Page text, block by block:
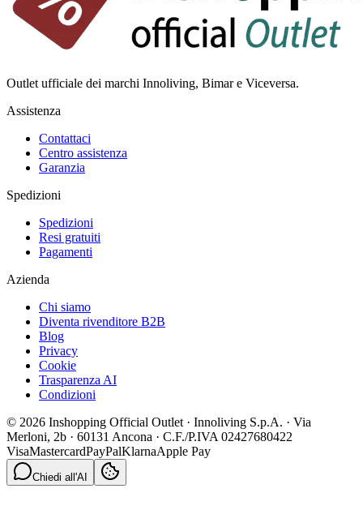
Outlet ufficiale dei marchi Innoliving, Bimar e Viceversa.
Assistenza
Contattaci
Centro assistenza
Garanzia
Spedizioni
Spedizioni
Resi gratuiti
Pagamenti
Azienda
Chi siamo
Diventa rivenditore B2B
Blog
Privacy
Cookie
Trasparenza AI
Condizioni
© 2026 Inshopping Official Outlet · Innoliving S.p.A. · Via
Merloni, 2b · 60131 Ancona · C.F./P.IVA 02427680422
VisaMastercardPayPalKlarnaApple Pay
Chiedi all'AI